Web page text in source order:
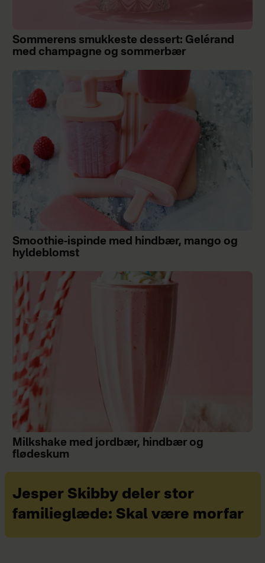
Sommerens smukkeste dessert: Gelérand
med champagne og sommerbær
Smoothie-ispinde med hindbær, mango og
hyldeblomst
Milkshake med jordbær, hindbær og
flødeskum
Jesper Skibby deler stor
familieglæde: Skal være morfar